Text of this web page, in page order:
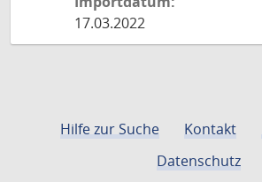
17.03.2022
Hilfe zur Suche Kontakt
Datenschutz